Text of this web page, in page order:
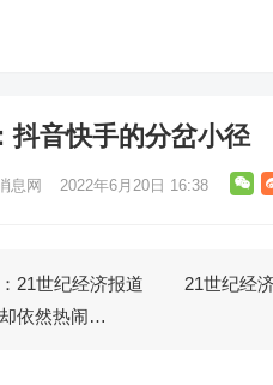
抖音快手的分岔小径
息网 2022年6月20日 16:38
世纪经济报道 21世纪经济
依然热闹…